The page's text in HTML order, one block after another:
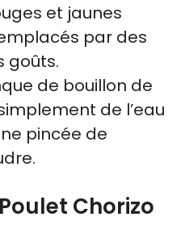
et jaunes
par des
goûts.
de bouillon de
de l’eau
pincée de
Chorizo